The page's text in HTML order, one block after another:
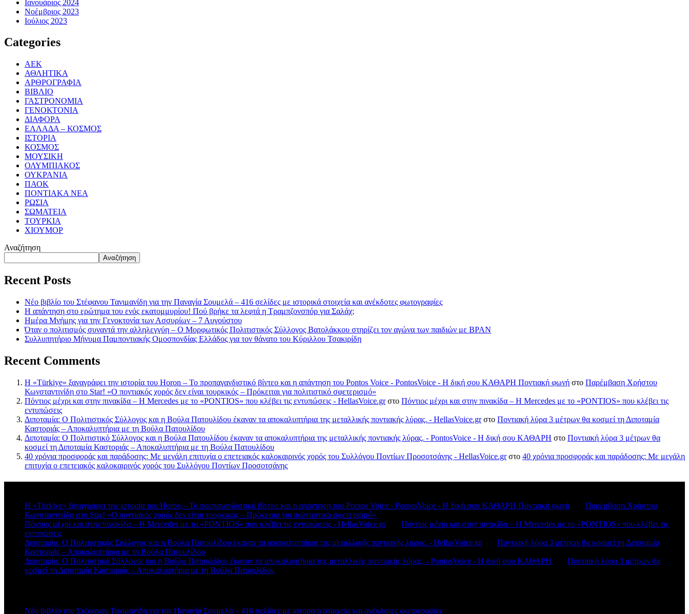
Ιανουάριος 2024
Νοέμβριος 2023
Ιούλιος 2023
Categories
ΑΕΚ
ΑΘΛΗΤΙΚΑ
ΑΡΘΡΟΓΡΑΦΙΑ
ΒΙΒΛΙΟ
ΓΑΣΤΡΟΝΟΜΙΑ
ΓΕΝΟΚΤΟΝΙΑ
ΔΙΑΦΟΡΑ
ΕΛΛΑΔΑ – ΚΟΣΜΟΣ
ΙΣΤΟΡΙΑ
ΚΟΣΜΟΣ
ΜΟΥΣΙΚΗ
ΟΛΥΜΠΙΑΚΟΣ
ΟΥΚΡΑΝΙΑ
ΠΑΟΚ
ΠΟΝΤΙΑΚΑ ΝΕΑ
ΡΩΣΙΑ
ΣΩΜΑΤΕΙΑ
ΤΟΥΡΚΙΑ
ΧΙΟΥΜΟΡ
Αναζήτηση
Αναζήτηση
Recent Posts
Νέο βιβλίο του Στέφανου Τανιμανίδη για την Παναγία Σουμελά – 416 σελίδες με ιστορικά στοιχεία και ανέκδοτες φωτογραφίες
Η απάντηση στο ερώτημα του ενός εκατομμυρίου! Πού βρήκε τα λεφτά η Τραμπζονσπόρ για Σαλάχ;
Ημέρα Μνήμης για την Γενοκτονία των Ασσυρίων – 7 Αυγούστου
Όταν ο πολιτισμός συναντά την αλληλεγγύη – Ο Μορφωτικός Πολιτιστικός Σύλλογος Βατολάκκου στηρίζει τον αγώνα των παιδιών με BPAN
Συλλυπητήριο Μήνυμα Παμποντιακής Ομοσπονδίας Ελλάδος για τον θάνατο του Κύριλλου Τσακιρίδη
Recent Comments
Η «Türkiye» ξαναγράφει την ιστορία του Horon – Το προπαγανδιστικό βίντεο και η απάντηση του Pontos Voice - PontosVoice - H δική σου ΚΑΘΑΡΗ Ποντιακή φωνή στο Παρέμβαση Χρήστου
Κωνσταντινίδη στο Star! «Ο ποντιακός χορός δεν είναι τουρκικός – Πρόκειται για πολιτιστικό σφετερισμό»
Πόντιος μέχρι και στην πινακίδα – Η Mercedes με το «PONTIOS» που κλέβει τις εντυπώσεις - HellasVoice.grστο Πόντιος μέχρι και στην πινακίδα – Η Mercedes με το «PONTIOS» που κλέβει τις
εντυπώσεις
Διποταμία: Ο Πολιτιστικός Σύλλογος και η Βούλα Πατουλίδου έκαναν τα αποκαλυπτήρια της μεταλλικής ποντιακής λύρας. - HellasVoice.grστο Ποντιακή λύρα 3 μέτρων θα κοσμεί τη Διποταμία
Καστοριάς – Αποκαλυπτήρια με τη Βούλα Πατουλίδου
Διποταμία: Ο Πολιτιστικό Σύλλογος και η Βούλα Πατουλίδου έκαναν τα αποκαλυπτήρια της μεταλλικής ποντιακής λύρας. - PontosVoice - H δική σου ΚΑΘΑΡΗ στο Ποντιακή λύρα 3 μέτρων θα
κοσμεί τη Διποταμία Καστοριάς – Αποκαλυπτήρια με τη Βούλα Πατουλίδου
40 χρόνια προσφοράς και παράδοσης: Με μεγάλη επιτυχία ο επετειακός καλοκαιρινός χορός του Συλλόγου Ποντίων Προσοτσάνης - HellasVoice.grστο 40 χρόνια προσφοράς και παράδοσης: Με μεγάλη
επιτυχία ο επετειακός καλοκαιρινός χορός του Συλλόγου Ποντίων Προσοτσάνης
Η «Türkiye» ξαναγράφει την ιστορία του Horon – Το προπαγανδιστικό βίντεο και η απάντηση του Pontos Voice - PontosVoice - H δική σου ΚΑΘΑΡΗ Ποντιακή φωνή
Παρέμβαση Χρήστου
Κωνσταντινίδη στο Star! «Ο ποντιακός χορός δεν είναι τουρκικός – Πρόκειται για πολιτιστικό σφετερισμό»
Πόντιος μέχρι και στην πινακίδα – Η Mercedes με το «PONTIOS» που κλέβει τις εντυπώσεις - HellasVoice.grστο Πόντιος μέχρι και στην πινακίδα – Η Mercedes με το «PONTIOS» που κλέβει τις
εντυπώσεις
Διποταμία: Ο Πολιτιστικός Σύλλογος και η Βούλα Πατουλίδου έκαναν τα αποκαλυπτήρια της μεταλλικής ποντιακής λύρας. - HellasVoice.grστο Ποντιακή λύρα 3 μέτρων θα κοσμεί τη Διποταμία
Καστοριάς – Αποκαλυπτήρια με τη Βούλα Πατουλίδου
Διποταμία: Ο Πολιτιστικό Σύλλογος και η Βούλα Πατουλίδου έκαναν τα αποκαλυπτήρια της μεταλλικής ποντιακής λύρας. - PontosVoice - H δική σου ΚΑΘΑΡΗ
Ποντιακή λύρα 3 μέτρων θα
κοσμεί τη Διποταμία Καστοριάς – Αποκαλυπτήρια με τη Βούλα Πατουλίδου
Νέο βιβλίο του Στέφανου Τανιμανίδη για την Παναγία Σουμελά – 416 σελίδες με ιστορικά στοιχεία και ανέκδοτες φωτογραφίες